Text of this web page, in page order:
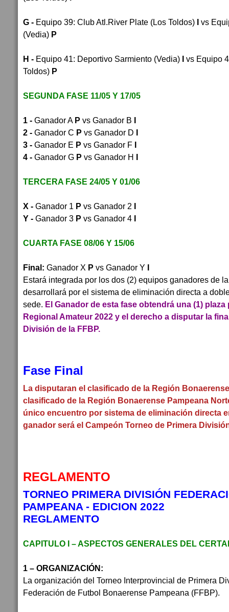
G - Equipo 39: Club Atl.River Plate (Los Toldos) I vs
(Vedia) P
H - Equipo 41: Deportivo Sarmiento (Vedia) I vs Equipo
Toldos) P
SEGUNDA FASE 11/05 Y 17/05
1 - Ganador A P vs Ganador B I
2 - Ganador C P vs Ganador D I
3 - Ganador E P vs Ganador F I
4 - Ganador G P vs Ganador H I
TERCERA FASE 24/05 Y 01/06
X - Ganador 1 P vs Ganador 2 I
Y - Ganador 3 P vs Ganador 4 I
CUARTA FASE 08/06 Y 15/06
Final: Ganador X P vs Ganador Y I
Estará integrada por los dos (2) equipos ganadores de
desarrollará por el sistema de eliminación directa a
sede. El Ganador de esta fase obtendrá una (1)
Regional Amateur 2022 y el derecho a disputar la
División de la FFBP.
Fase Final
La disputaran el clasificado de la Región
clasificado de la Región Bonaerense Pampeana
único encuentro por sistema de eliminación directa
ganador será el Campeón Torneo de Primera
REGLAMENTO
TORNEO PRIMERA DIVISIÓN
PAMPEANA - EDICION 2022
REGLAMENTO
CAPITULO I – ASPECTOS GENERALES DEL
1 – ORGANIZACIÓN:
La organización del Torneo Interprovincial de Primera
Federación de Futbol Bonaerense Pampeana (FFBP).